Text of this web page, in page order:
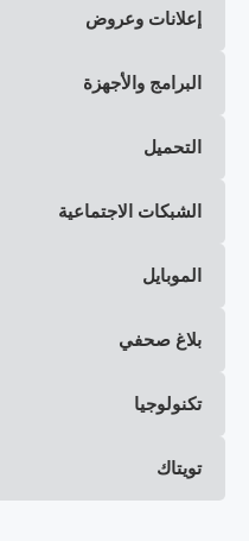
إعلانات وعروض
البرامج والأجهزة
التحميل
الشبكات الاجتماعية
الموبايل
بلاغ صحفي
تكنولوجيا
تويتاك